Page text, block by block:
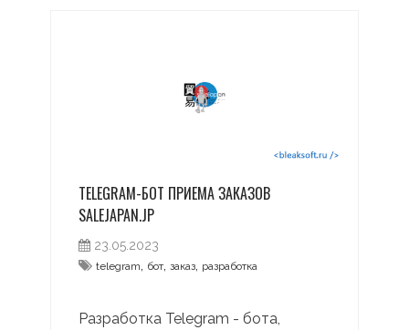
TELEGRAM-БОТ ПРИЕМА ЗАКАЗОВ
SALEJAPAN.JP
23.05.2023
telegram, бот, заказ, разработка
Разработка Telegram - бота,